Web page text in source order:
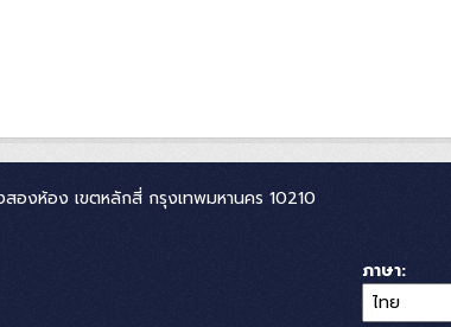
งห้อง เขตหลักสี่ กรุงเทพมหานคร 10210
ภาษา